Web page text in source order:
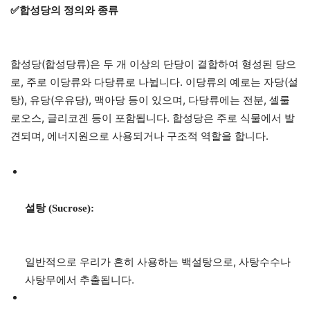
✅합성당의 정의와 종류
합성당(합성당류)은 두 개 이상의 단당이 결합하여 형성된 당으
로, 주로 이당류와 다당류로 나뉩니다. 이당류의 예로는 자당(설
탕), 유당(우유당), 맥아당 등이 있으며, 다당류에는 전분, 셀룰
로오스, 글리코겐 등이 포함됩니다. 합성당은 주로 식물에서 발
견되며, 에너지원으로 사용되거나 구조적 역할을 합니다.
설탕 (Sucrose):
일반적으로 우리가 흔히 사용하는 백설탕으로, 사탕수수나
사탕무에서 추출됩니다.